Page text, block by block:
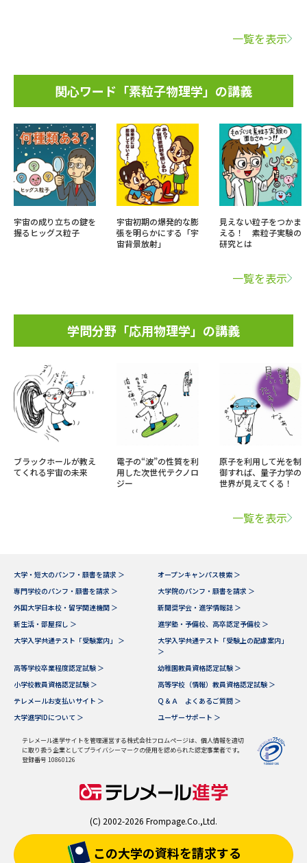
一覧を表示
関心ワード「素粒子物理学」の講義
宇宙の成り立ちの鍵を
握るヒッグス粒子
宇宙初期の爆発的な膨
張を明らかにする「宇
宙背景放射」
見えない粒子をつかま
える！ 素粒子実験の
研究とは
一覧を表示
学問分野「応用物理学」の講義
ブラックホールが教え
てくれる宇宙の未来
電子の“波”の性質を利
用した次世代テクノロ
ジー
原子を利用して光を制
御すれば、量子力学の
世界が見えてくる！
一覧を表示
この大学の資料を請求する
大学・短大のパンフ・願書を請求 ＞
オープンキャンパス検索 ＞
専門学校のパンフ・願書を請求 ＞
大学院のパンフ・願書を請求 ＞
外国大学日本校・留学関連機関 ＞
新聞奨学会・進学情報誌 ＞
新生活・部屋探し ＞
進学塾・予備校、高卒認定予備校 ＞
大学入学共通テスト「受験案内」 ＞
大学入学共通テスト「受験上の配慮案内」
＞
高等学校卒業程度認定試験 ＞
幼稚園教員資格認定試験 ＞
小学校教員資格認定試験 ＞
高等学校（情報）教員資格認定試験 ＞
テレメールお支払いサイト ＞
Ｑ＆Ａ よくあるご質問 ＞
大学進学IDについて ＞
ユーザーサポート ＞
テレメール進学サイトを管理運営する株式会社フロムページは、個人情報を適切
に取り扱う企業としてプライバシーマークの使用を認められた認定事業者です。
登録番号 10860126
(C) 2002-2026 Frompage.Co.,Ltd.